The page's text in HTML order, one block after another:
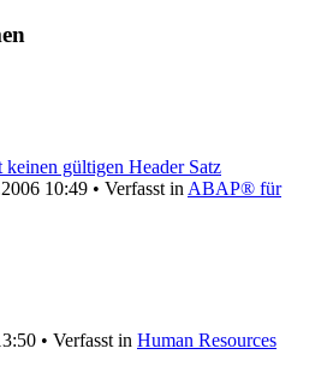
gültigen Header Satz
10:49 • Verfasst inABAP® für
• Verfasst in Human Resources